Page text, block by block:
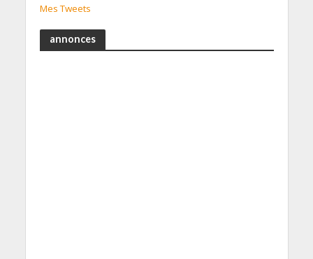
Mes Tweets
annonces